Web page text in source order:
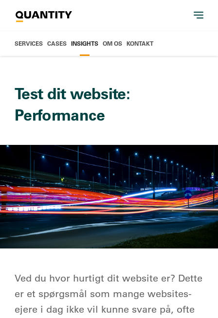
SERVICES CASES INSIGHTS OM OS KONTAKT
Test dit website:
Performance
Ved du hvor hurtigt dit website er? Dette
er et spørgsmål som mange websites-
ejere i dag ikke vil kunne svare på, ofte